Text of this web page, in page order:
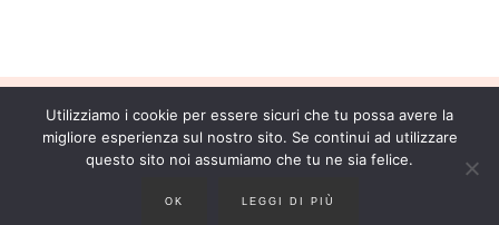
COPYRIGHT © 2026 ·GLAM THEMEBYRESTORED 316
IL SITO PARTECIPA A PROGRAMMI DI AFFILIAZIONE COME IL PROGRAMMA
AFFILIAZIONE AMAZON EU, UN PROGRAMMA DI AFFILIAZIONE CHE PERMETTE AI
SITI WEB DI PERCEPIRE UNA COMMISSIONE PUBBLICITARIA PUBBLICIZZANDO E
FORNENDO LINK AL SITO AMAZON.IT. IN QUALITÀ DI AFFILIATO AMAZON, IL
Utilizziamo i cookie per essere sicuri che tu possa avere la
migliore esperienza sul nostro sito. Se continui ad utilizzare
questo sito noi assumiamo che tu ne sia felice.
OK LEGGI DI PIÙ